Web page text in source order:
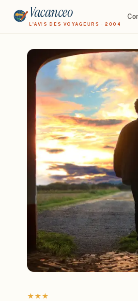
Vacanceo
L'AVIS DES VOYAGEURS · 2004
★★★